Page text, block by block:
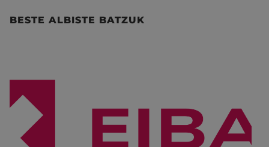
BESTE ALBISTE BATZUK